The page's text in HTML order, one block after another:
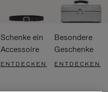
Schenke ein
Accessoire
ENTDECKEN
Besondere
Geschenke
ENTDECKEN